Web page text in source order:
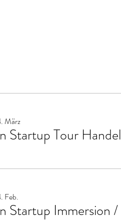
März
Startup Tour Handel
Feb.
Startup Immersion /